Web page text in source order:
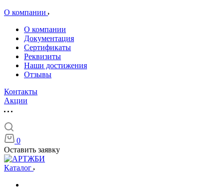
О компании
О компании
Документация
Сертификаты
Реквизиты
Наши достижения
Отзывы
Контакты
Акции
0
Оставить заявку
Каталог